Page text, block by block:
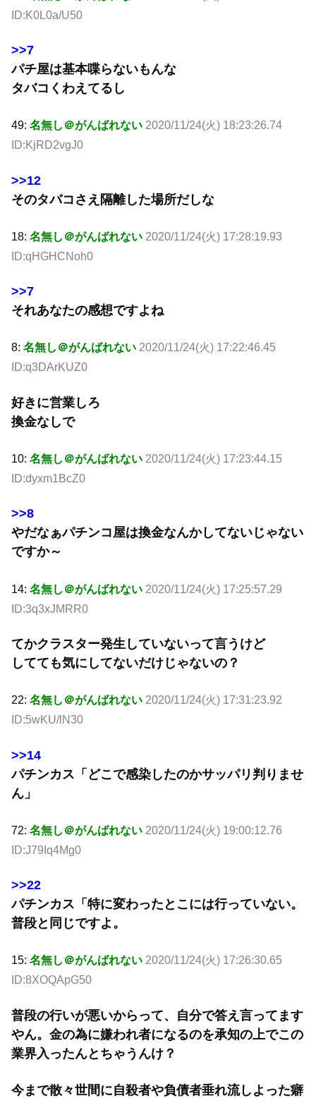
ID:K0L0a/U50
>>7
パチ屋は基本喋らないもんな
タバコくわえてるし
49: 名無し＠がんばれない 2020/11/24(火) 18:23:26.74
ID:KjRD2vgJ0
>>12
そのタバコさえ隔離した場所だしな
18: 名無し＠がんばれない 2020/11/24(火) 17:28:19.93
ID:qHGHCNoh0
>>7
それあなたの感想ですよね
8: 名無し＠がんばれない 2020/11/24(火) 17:22:46.45
ID:q3DArKUZ0
好きに営業しろ
換金なしで
10: 名無し＠がんばれない 2020/11/24(火) 17:23:44.15
ID:dyxm1BcZ0
>>8
やだなぁパチンコ屋は換金なんかしてないじゃない
ですか～
14: 名無し＠がんばれない 2020/11/24(火) 17:25:57.29
ID:3q3xJMRR0
てかクラスター発生していないって言うけど
してても気にしてないだけじゃないの？
22: 名無し＠がんばれない 2020/11/24(火) 17:31:23.92
ID:5wKU/lN30
>>14
パチンカス「どこで感染したのかサッパリ判りませ
ん」
72: 名無し＠がんばれない 2020/11/24(火) 19:00:12.76
ID:J79Iq4Mg0
>>22
パチンカス「特に変わったとこには行っていない。
普段と同じですよ。
15: 名無し＠がんばれない 2020/11/24(火) 17:26:30.65
ID:8XOQApG50
普段の行いが悪いからって、自分で答え言ってます
やん。金の為に嫌われ者になるのを承知の上でこの
業界入ったんとちゃうんけ？
今まで散々世間に自殺者や負債者垂れ流しよった癖